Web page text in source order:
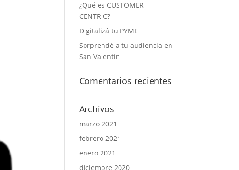
¿Qué es CUSTOMER
CENTRIC?
Digitalizá tu PYME
Sorprendé a tu audiencia en
San Valentín
Comentarios recientes
Archivos
marzo 2021
febrero 2021
enero 2021
diciembre 2020